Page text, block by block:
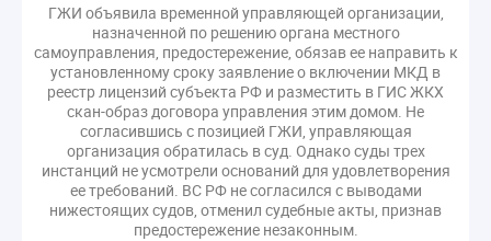
ГЖИ объявила временной управляющей организации,
назначенной по решению органа местного
самоуправления, предостережение, обязав ее направить к
установленному сроку заявление о включении МКД в
реестр лицензий субъекта РФ и разместить в ГИС ЖКХ
скан-образ договора управления этим домом. Не
согласившись с позицией ГЖИ, управляющая
организация обратилась в суд. Однако суды трех
инстанций не усмотрели оснований для удовлетворения
ее требований. ВС РФ не согласился с выводами
нижестоящих судов, отменил судебные акты, признав
предостережение незаконным.